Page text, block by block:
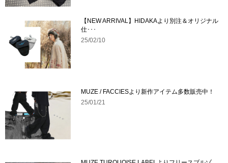
【NEW ARRIVAL】HIDAKAより別注＆オリジナル
仕･･･
25/02/10
MUZE / FACCIESより新作アイテム多数販売中！
25/01/21